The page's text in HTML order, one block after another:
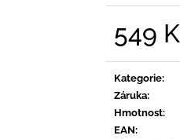
549
Kategorie:
Záruka:
Hmotnost:
EAN: